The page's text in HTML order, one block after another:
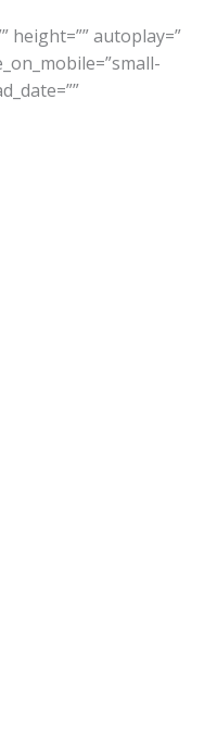
height=”” autoplay=”